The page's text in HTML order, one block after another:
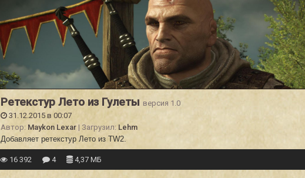
Ретекстур Лето из Гулеты версия 1.0
31.12.2015 в 00:07
Автор: Maykon Lexar | Загрузил: Lehm
Добавляет ретекстур Лето из TW2.
16 392 4 4,37 МБ